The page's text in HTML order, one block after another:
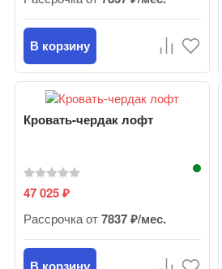
В корзину
Кровать-чердак лофт
47 025₽
Рассрочка от7837 ₽/мес.